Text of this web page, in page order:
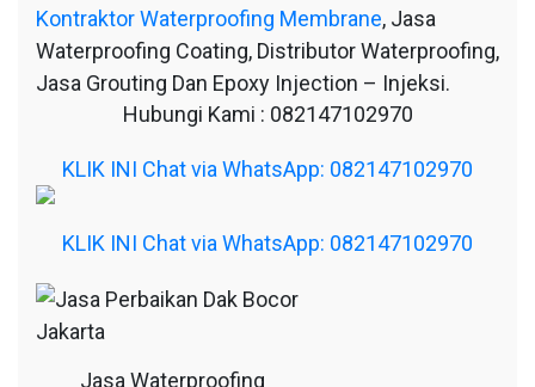
Kontraktor Waterproofing Membrane, Jasa
Waterproofing Coating, Distributor Waterproofing,
Jasa Grouting Dan Epoxy Injection – Injeksi.
Hubungi Kami : 082147102970
KLIK INI Chat via WhatsApp: 082147102970
KLIK INI Chat via WhatsApp: 082147102970
Jasa Waterproofing